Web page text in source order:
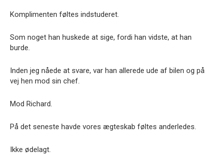
Komplimenten føltes indstuderet.
Som noget han huskede at sige, fordi han vidste, at han
burde.
Inden jeg nåede at svare, var han allerede ude af bilen og på
vej hen mod sin chef.
Mod Richard.
På det seneste havde vores ægteskab føltes anderledes.
Ikke ødelagt.